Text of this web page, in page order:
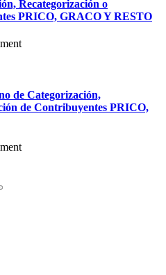
Recategorización o
PRICO, GRACO Y RESTO
de Categorización,
de Contribuyentes PRICO,